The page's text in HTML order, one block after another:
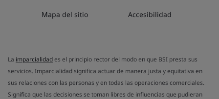
Mapa del sitio Accesibilidad
La imparcialidades el principio rector del modo en que BSI presta sus
servicios. Imparcialidad significa actuar de manera justa y equitativa en
sus relaciones con las personas y en todas las operaciones comerciales.
Significa que las decisiones se toman libres de influencias que pudieran